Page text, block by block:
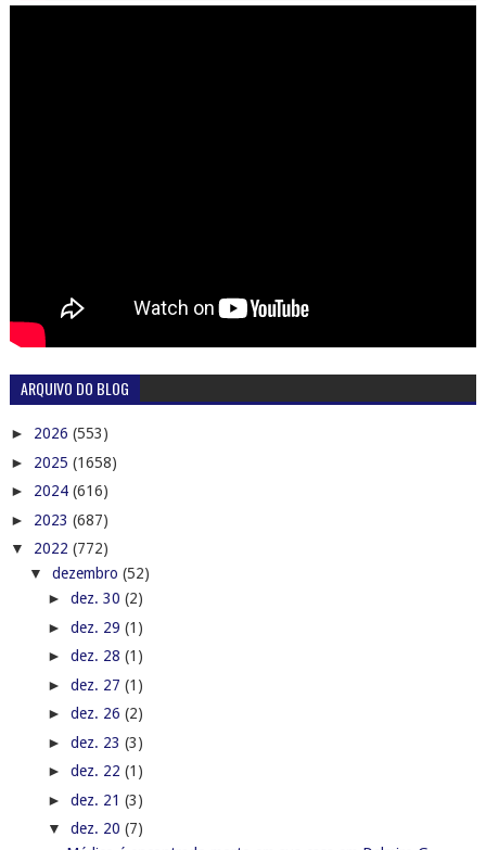
ARQUIVO DO BLOG
► 2026 (553)
► 2025 (1658)
► 2024 (616)
► 2023 (687)
▼ 2022 (772)
▼ dezembro (52)
► dez. 30 (2)
► dez. 29 (1)
► dez. 28 (1)
► dez. 27 (1)
► dez. 26 (2)
► dez. 23 (3)
► dez. 22 (1)
► dez. 21 (3)
▼ dez. 20 (7)